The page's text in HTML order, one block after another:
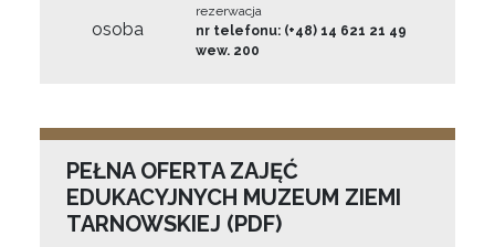
osoba
rezerwacja
nr telefonu: (+48) 14 621 21 49
wew. 200
PEŁNA OFERTA ZAJĘĆ
EDUKACYJNYCH MUZEUM ZIEMI
TARNOWSKIEJ (PDF)